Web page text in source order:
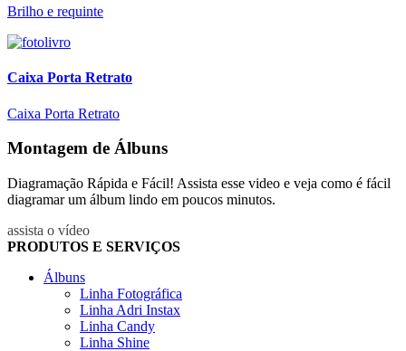
Brilho e requinte
Caixa Porta Retrato
Caixa Porta Retrato
Montagem de Álbuns
Diagramação Rápida e Fácil! Assista esse video e veja como é fácil
diagramar um álbum lindo em poucos minutos.
assista o vídeo
PRODUTOS E SERVIÇOS
Álbuns
Linha Fotográfica
Linha Adri Instax
Linha Candy
Linha Shine